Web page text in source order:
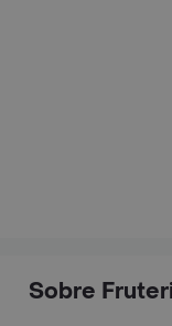
Sobre